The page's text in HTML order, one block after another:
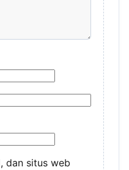
dan situs web